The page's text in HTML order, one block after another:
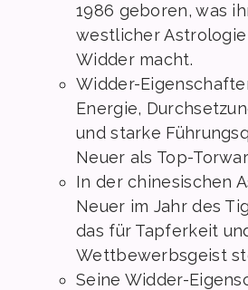
1986 geboren, was
westlicher
Widder macht.
Widder-
Energie,
und starke
Neuer als Top-
In der chinesischen
Neuer im Jahr des
das für Tapferkeit
Wettbewerbsgeist
Seine Widder-